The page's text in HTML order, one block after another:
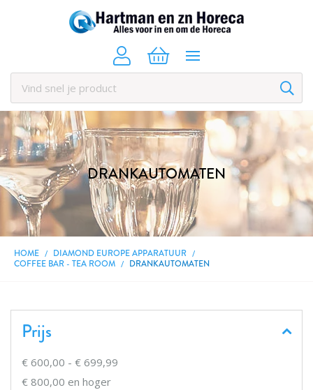
DRANKAUTOMATEN
HOME
DIAMOND EUROPE APPARATUUR
COFFEE BAR - TEA ROOM
DRANKAUTOMATEN
Prijs
€ 600,00 - € 699,99
€ 800,00 en hoger